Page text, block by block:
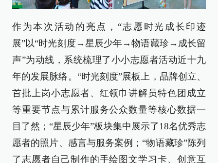
作为本次活动的亮点，“志愿时光成长印迹
展”以“时光刻度→星辰少年→物语藏珍→成长留
声”为动线，系统梳理了小小志愿者活动近十九
年的发展脉络。“时光刻度”展板上，品牌创立、
首批上岗小志愿者、红领巾讲解员特色团成立
等重要节点与累计服务公众数量等核心数据一
目了然；“星辰少年”板块集中展示了18名优秀志
愿者的照片、感言与服务案例；“物语藏珍”陈列
了志愿者自己制作的手绘图文学习卡、创意互